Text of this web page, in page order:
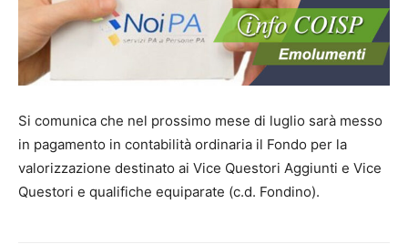
Si comunica che nel prossimo mese di luglio sarà messo
in pagamento in contabilità ordinaria il Fondo per la
valorizzazione destinato ai Vice Questori Aggiunti e Vice
Questori e qualifiche equiparate (c.d. Fondino).